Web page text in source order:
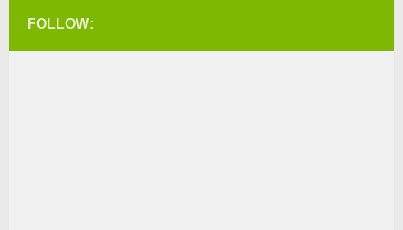
FOLLOW: